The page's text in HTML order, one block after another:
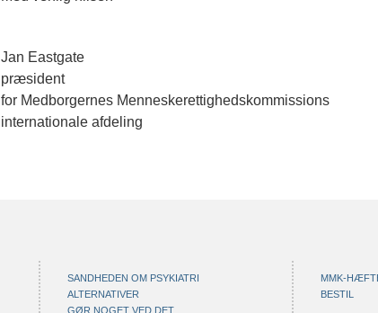
Jan Eastgate
præsident
for Medborgernes Menneskerettighedskommissions
internationale afdeling
SANDHEDEN OM PSYKIATRI
ALTERNATIVER
GØR NOGET VED DET
MMK-
BESTIL